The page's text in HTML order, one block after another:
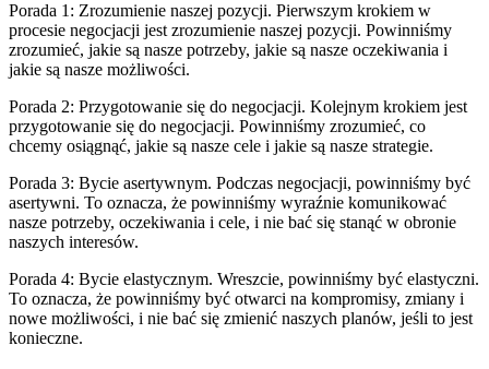
Porada 1: Zrozumienie naszej pozycji. Pierwszym krokiem w
procesie negocjacji jest zrozumienie naszej pozycji. Powinniśmy
zrozumieć, jakie są nasze potrzeby, jakie są nasze oczekiwania i
jakie są nasze możliwości.
Porada 2: Przygotowanie się do negocjacji. Kolejnym krokiem jest
przygotowanie się do negocjacji. Powinniśmy zrozumieć, co
chcemy osiągnąć, jakie są nasze cele i jakie są nasze strategie.
Porada 3: Bycie asertywnym. Podczas negocjacji, powinniśmy być
asertywni. To oznacza, że powinniśmy wyraźnie komunikować
nasze potrzeby, oczekiwania i cele, i nie bać się stanąć w obronie
naszych interesów.
Porada 4: Bycie elastycznym. Wreszcie, powinniśmy być elastyczni.
To oznacza, że powinniśmy być otwarci na kompromisy, zmiany i
nowe możliwości, i nie bać się zmienić naszych planów, jeśli to jest
konieczne.